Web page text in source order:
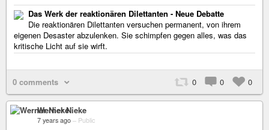
Das Werk der reaktionären Dilettanten - Neue Debatte
Die reaktionären Dilettanten versuchen permanent, von ihrem
eigenen Desaster abzulenken. Sie schimpfen gegen alles, was das
kritische Licht auf sie wirft.
0 comments 0 0 0
Werner Nieke
7 years ago – Public